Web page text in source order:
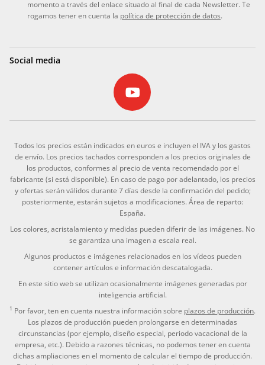
momento a través del enlace situado al final de cada Newsletter. Te
rogamos tener en cuenta la política de protección de datos.
Social media
Todos los precios están indicados en euros e incluyen el IVA y los gastos
de envío. Los precios tachados corresponden a los precios originales de
los productos, conformes al precio de venta recomendado por el
fabricante (si está disponible). En caso de pago por adelantado, los precios
y ofertas serán válidos durante 7 días desde la confirmación del pedido;
posteriormente, estarán sujetos a modificaciones. Área de reparto:
España.
Los colores, acristalamiento y medidas pueden diferir de las imágenes. No
se garantiza una imagen a escala real.
Algunos productos e imágenes relacionados en los vídeos pueden
contener artículos e información descatalogada.
En este sitio web se utilizan ocasionalmente imágenes generadas por
inteligencia artificial.
1 Por favor, ten en cuenta nuestra información sobre plazos de producción.
Los plazos de producción pueden prolongarse en determinadas
circunstancias (por ejemplo, diseño especial, periodo vacacional de la
empresa, etc.). Debido a razones técnicas, no podemos tener en cuenta
dichas ampliaciones en el momento de calcular el tiempo de producción.